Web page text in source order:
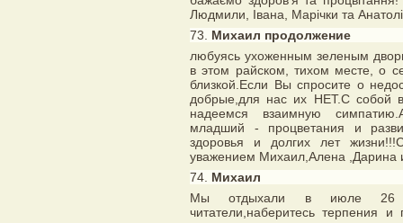
Людмили, Івана, Марічки та
73. Михаил продолжение
любуясь ухоженным зеленым
в этом райском, тихом месте, о
близкой.Если Вы спросите о
добрые,для нас их НЕТ.С собой
надеемся взаимную
младший - процветания и
здоровья и долгих лет
уважением Михаил,Алена ,Дарина
74. Михаил
Мы отдыхали в июле 26
читатели,наберитесь терпения